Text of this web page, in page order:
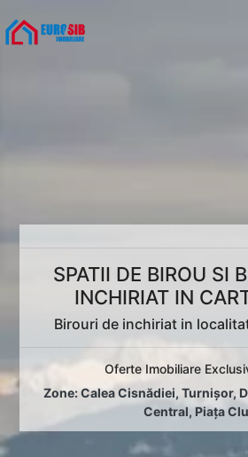
SPATII DE BIROU SI
INCHIRIAT IN
Birouri de inchiriat in
Oferte Imobiliare
Zone:Calea Cisnădiei,Turnișor,
Central,Piața